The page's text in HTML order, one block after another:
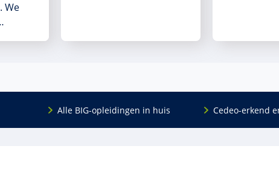
We
Alle BIG-opleidingen in huis Cedeo-erkend